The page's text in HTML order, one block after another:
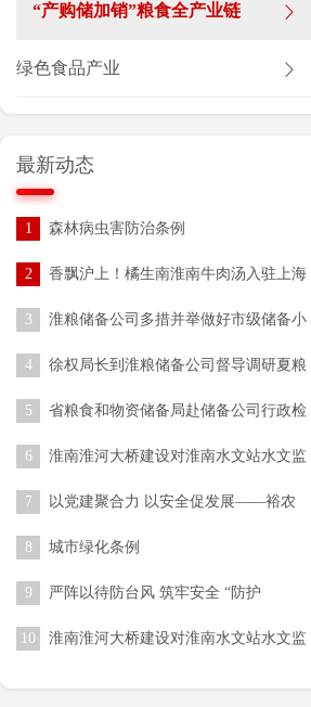
“产购储加销”粮食全产业链
绿色食品产业
最新动态
1 森林病虫害防治条例
2
香飘沪上！橘生南淮南牛肉汤入驻上海
3
淮粮储备公司多措并举做好市级储备小
4
徐权局长到淮粮储备公司督导调研夏粮
5
省粮食和物资储备局赴储备公司行政检
6
淮南淮河大桥建设对淮南水文站水文监
次） 成交结果公告
7
以党建聚合力 以安全促发展——裕农
8
城市绿化条例
9
严阵以待防台风 筑牢安全 “防护
防范应对工作
10
淮南淮河大桥建设对淮南水文站水文监
次）竞争性磋商公告